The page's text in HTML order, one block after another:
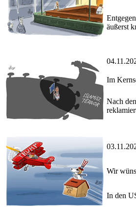
äußerst
Im
Nach
Wir
In den